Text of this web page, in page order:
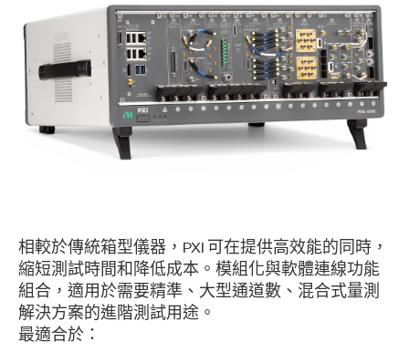
相較於傳統箱型儀器，PXI 可在提供高效能的同時，
縮短測試時間和降低成本。模組化與軟體連線功能
組合，適用於需要精準、大型通道數、混合式量測
解決方案的進階測試用途。
最適合於：